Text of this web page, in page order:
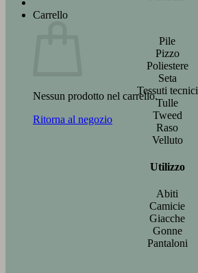
Carrello
Nessun prodotto nel carrello.
Ritorna al negozio
Pile
Pizzo
Poliestere
Seta
Tessuti tecnici
Tulle
Tweed
Raso
Velluto
Utilizzo
Abiti
Camicie
Giacche
Gonne
Pantaloni